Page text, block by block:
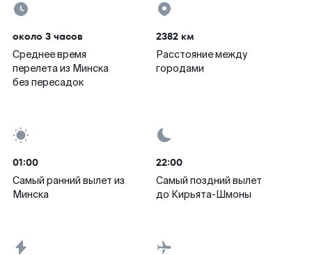
около 3 часов
Среднее время
перелета из Минска
без пересадок
2382 км
Расстояние между
городами
01:00
Самый ранний вылет из
Минска
22:00
Самый поздний вылет
до Кирьята-Шмоны